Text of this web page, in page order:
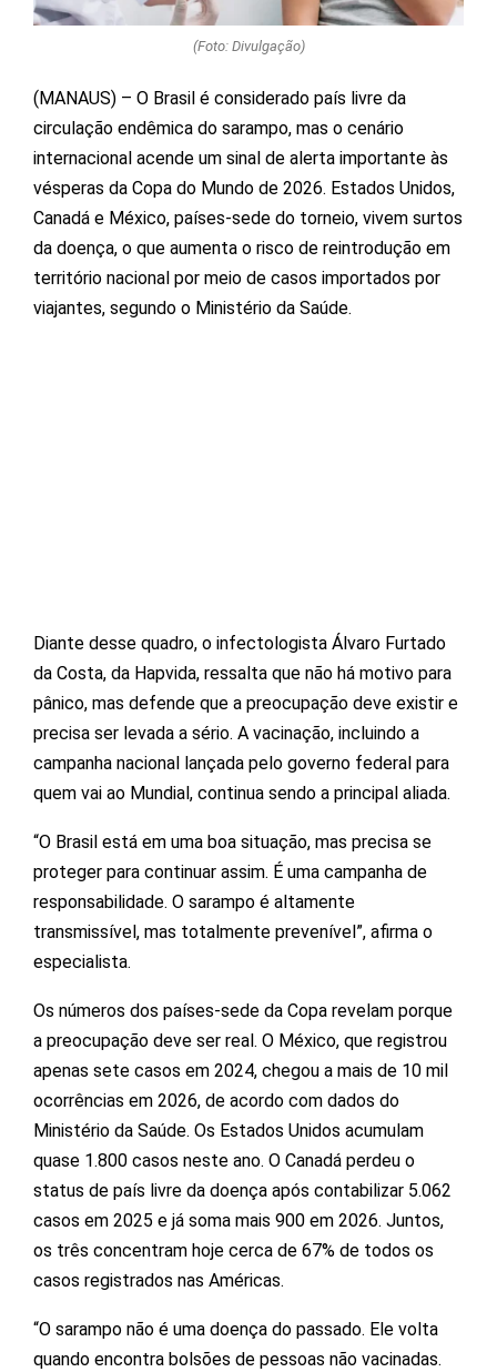
(Foto: Divulgação)
(MANAUS) – O Brasil é considerado país livre da
circulação endêmica do sarampo, mas o cenário
internacional acende um sinal de alerta importante às
vésperas da Copa do Mundo de 2026. Estados Unidos,
Canadá e México, países-sede do torneio, vivem surtos
da doença, o que aumenta o risco de reintrodução em
território nacional por meio de casos importados por
viajantes, segundo o Ministério da Saúde.
Diante desse quadro, o infectologista Álvaro Furtado
da Costa, da Hapvida, ressalta que não há motivo para
pânico, mas defende que a preocupação deve existir e
precisa ser levada a sério. A vacinação, incluindo a
campanha nacional lançada pelo governo federal para
quem vai ao Mundial, continua sendo a principal aliada.
“O Brasil está em uma boa situação, mas precisa se
proteger para continuar assim. É uma campanha de
responsabilidade. O sarampo é altamente
transmissível, mas totalmente prevenível”, afirma o
especialista.
Os números dos países-sede da Copa revelam porque
a preocupação deve ser real. O México, que registrou
apenas sete casos em 2024, chegou a mais de 10 mil
ocorrências em 2026, de acordo com dados do
Ministério da Saúde. Os Estados Unidos acumulam
quase 1.800 casos neste ano. O Canadá perdeu o
status de país livre da doença após contabilizar 5.062
casos em 2025 e já soma mais 900 em 2026. Juntos,
os três concentram hoje cerca de 67% de todos os
casos registrados nas Américas.
“O sarampo não é uma doença do passado. Ele volta
quando encontra bolsões de pessoas não vacinadas.